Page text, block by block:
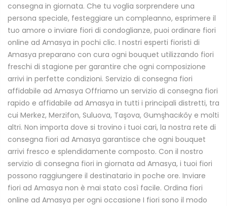
consegna in giornata. Che tu voglia sorprendere una
persona speciale, festeggiare un compleanno, esprimere il
tuo amore o inviare fiori di condoglianze, puoi ordinare fiori
online ad Amasya in pochi clic. I nostri esperti fioristi di
Amasya preparano con cura ogni bouquet utilizzando fiori
freschi di stagione per garantire che ogni composizione
arrivi in perfette condizioni. Servizio di consegna fiori
affidabile ad Amasya Offriamo un servizio di consegna fiori
rapido e affidabile ad Amasya in tutti i principali distretti, tra
cui Merkez, Merzifon, Suluova, Taşova, Gumşhacıkőy e molti
altri. Non importa dove si trovino i tuoi cari, la nostra rete di
consegna fiori ad Amasya garantisce che ogni bouquet
arrivi fresco e splendidamente composto. Con il nostro
servizio di consegna fiori in giornata ad Amasya, i tuoi fiori
possono raggiungere il destinatario in poche ore. Inviare
fiori ad Amasya non è mai stato così facile. Ordina fiori
online ad Amasya per ogni occasione I fiori sono il modo